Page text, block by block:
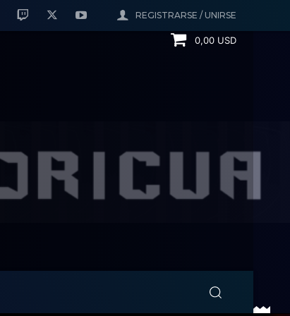
REGISTRARSE / UNIRSE
0,00 USD